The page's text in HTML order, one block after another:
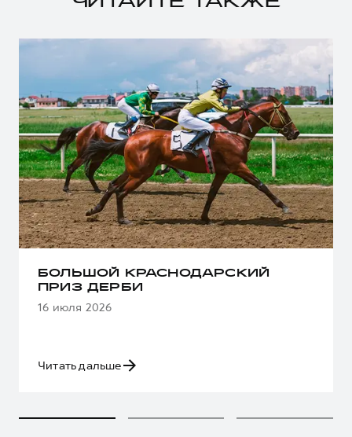
БОЛЬШОЙ КРАСНОДАРСКИЙ
ПРИЗ ДЕРБИ
16 июля 2026
Читать дальше